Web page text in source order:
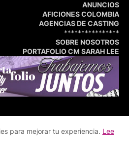
ANUNCIOS
AFICIONES COLOMBIA
AGENCIAS DE CASTING
****************
SOBRE NOSOTROS
PORTAFOLIO CM SARAH LEE
Central de Medios
para mejorar tu experiencia. Lee